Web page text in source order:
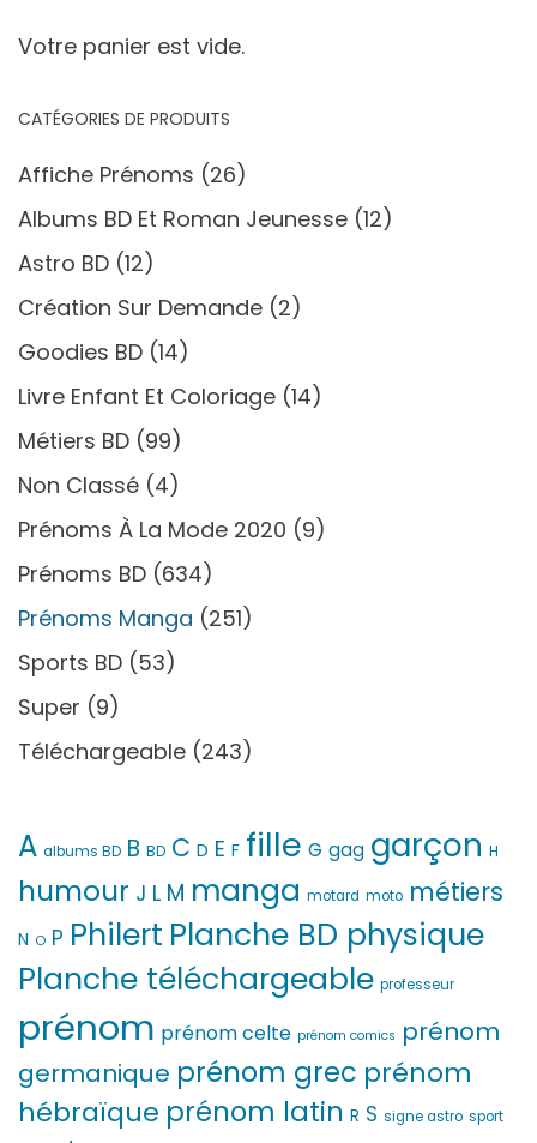
Votre panier est vide.
CATÉGORIES DE PRODUITS
Affiche Prénoms (26)
Albums BD Et Roman Jeunesse (12)
Astro BD (12)
Création Sur Demande (2)
Goodies BD (14)
Livre Enfant Et Coloriage (14)
Métiers BD (99)
Non Classé (4)
Prénoms À La Mode 2020 (9)
Prénoms BD (634)
Prénoms Manga (251)
Sports BD (53)
Super (9)
Téléchargeable (243)
A albums BD B BD C D E F fille G gag garçon H
humour J L M manga motard moto métiers
N O P Philert Planche BD physique
Planche téléchargeable professeur
prénom prénom celte prénom comics prénom
germanique prénom grec prénom
hébraïque prénom latin R S signe astro sport